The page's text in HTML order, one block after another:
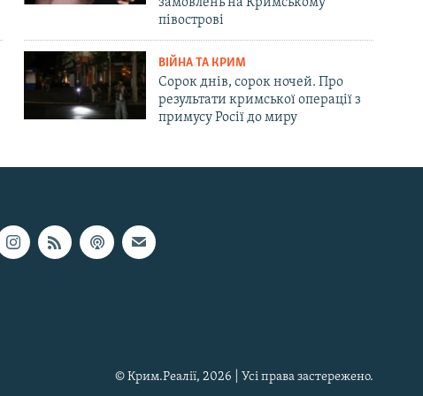
півострові
ВІЙНА ТА КРИМ
Сорок днів, сорок ночей. Про
результати кримської операції з
примусу Росії до миру
© Крим.Реалії, 2026 | Усі права застережено.